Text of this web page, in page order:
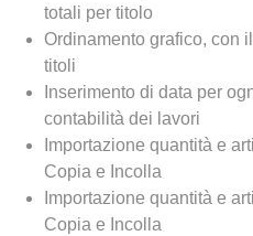
totali per titolo
Ordinamento grafico, con
titoli
Inserimento di data per
contabilità dei lavori
Importazione quantità e
Copia e Incolla
Importazione quantità e
Copia e Incolla